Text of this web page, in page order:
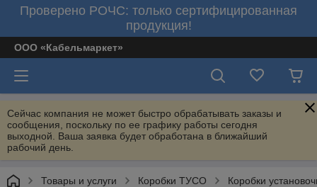
Проверено РОЧС: только сертифицированная
продукция!
ООО «Кабельмаркет»
Сейчас компания не может быстро обрабатывать заказы и
сообщения, поскольку по ее графику работы сегодня
выходной. Ваша заявка будет обработана в ближайший
рабочий день.
Товары и услуги Коробки ТУСО Коробки